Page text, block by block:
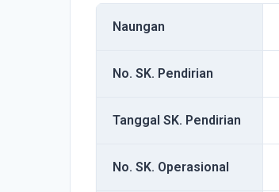
Naungan
No. SK. Pendirian
Tanggal SK. Pendirian
No. SK. Operasional